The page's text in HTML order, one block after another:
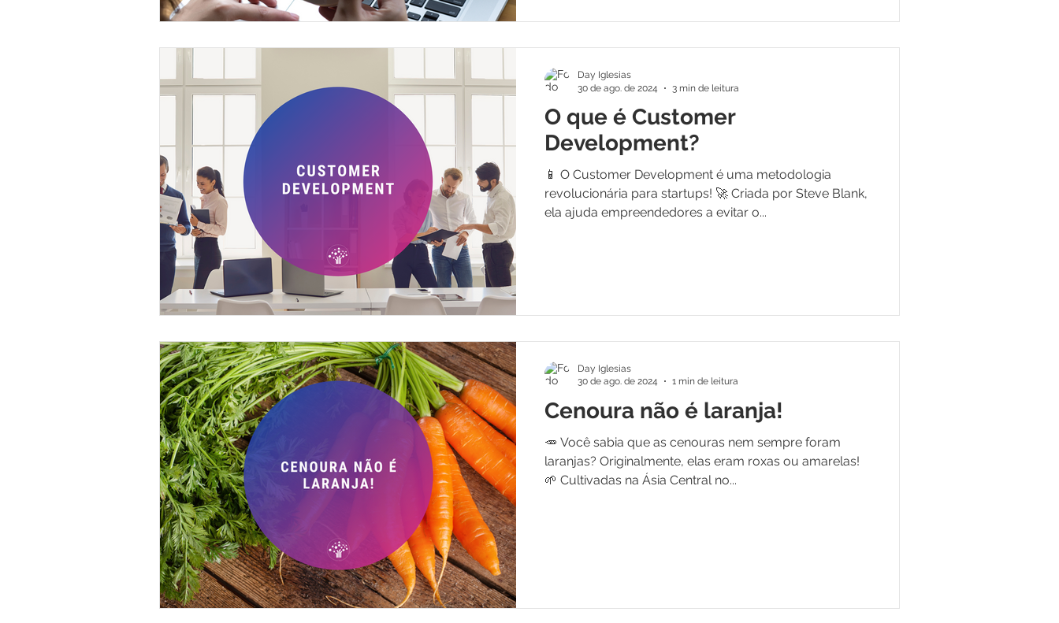
O que é Customer
Development?
📱 O Customer Development é uma metodologia
revolucionária para startups! 🚀 Criada por Steve Blank,
ela ajuda empreendedores a evitar o...
Day Iglesias
30 de ago. de 2024
3 min de leitura
Cenoura não é laranja!
🥕 Você sabia que as cenouras nem sempre foram
laranjas? Originalmente, elas eram roxas ou amarelas!
🌱 Cultivadas na Ásia Central no...
Day Iglesias
30 de ago. de 2024
1 min de leitura